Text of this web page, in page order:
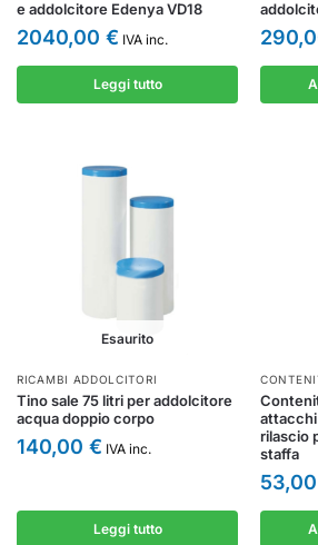
e addolcitore Edenya VD18
2040,00 € IVA inc.
Leggi tutto
Esaurito
RICAMBI ADDOLCITORI
Tino sale 75 litri per addolcitore
acqua doppio corpo
140,00 € IVA inc.
Leggi tutto
attacchi
rilascio
staffa
53,00